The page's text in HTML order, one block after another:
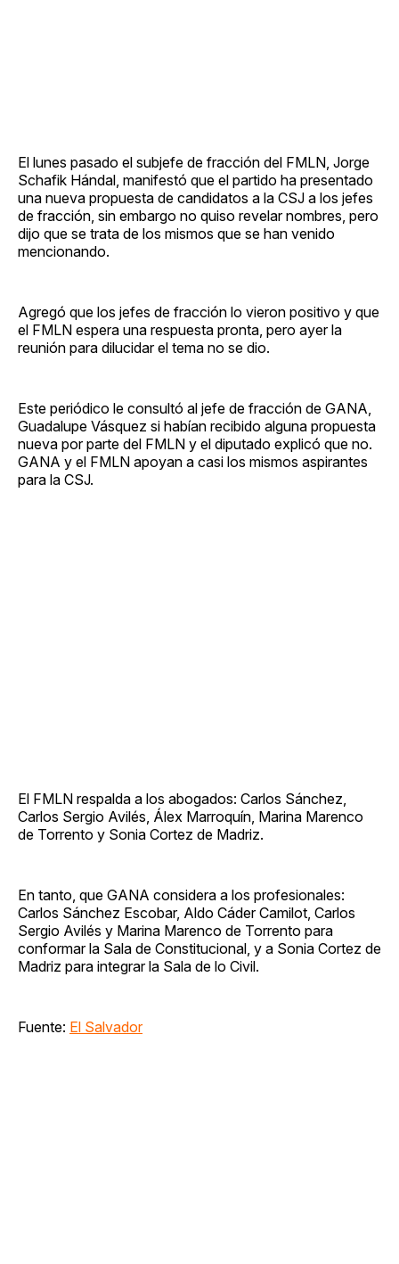
El lunes pasado el subjefe de fracción del FMLN, Jorge
Schafik Hándal, manifestó que el partido ha presentado
una nueva propuesta de candidatos a la CSJ a los jefes
de fracción, sin embargo no quiso revelar nombres, pero
dijo que se trata de los mismos que se han venido
mencionando.
Agregó que los jefes de fracción lo vieron positivo y que
el FMLN espera una respuesta pronta, pero ayer la
reunión para dilucidar el tema no se dio.
Este periódico le consultó al jefe de fracción de GANA,
Guadalupe Vásquez si habían recibido alguna propuesta
nueva por parte del FMLN y el diputado explicó que no.
GANA y el FMLN apoyan a casi los mismos aspirantes
para la CSJ.
El FMLN respalda a los abogados: Carlos Sánchez,
Carlos Sergio Avilés, Álex Marroquín, Marina Marenco
de Torrento y Sonia Cortez de Madriz.
En tanto, que GANA considera a los profesionales:
Carlos Sánchez Escobar, Aldo Cáder Camilot, Carlos
Sergio Avilés y Marina Marenco de Torrento para
conformar la Sala de Constitucional, y a Sonia Cortez de
Madriz para integrar la Sala de lo Civil.
Fuente: El Salvador